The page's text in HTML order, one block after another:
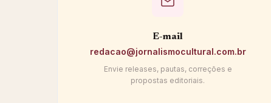
E-mail
redacao@jornalismocultural.com.br
Envie releases, pautas, correções e
propostas editoriais.